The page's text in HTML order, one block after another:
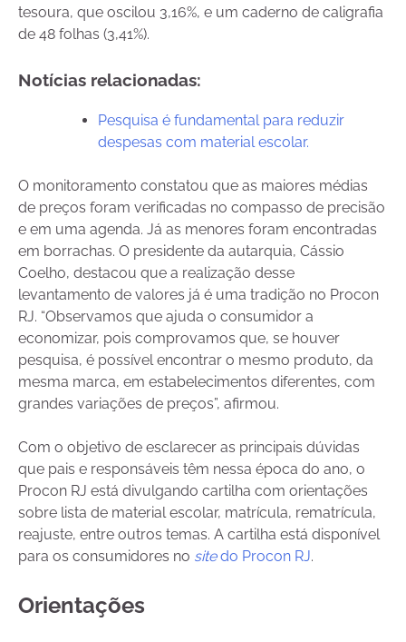
tesoura, que oscilou 3,16%, e um caderno de caligrafia
de 48 folhas (3,41%).
Notícias relacionadas:
Pesquisa é fundamental para reduzir
despesas com material escolar.
O monitoramento constatou que as maiores médias
de preços foram verificadas no compasso de precisão
e em uma agenda. Já as menores foram encontradas
em borrachas. O presidente da autarquia, Cássio
Coelho, destacou que a realização desse
levantamento de valores já é uma tradição no Procon
RJ. “Observamos que ajuda o consumidor a
economizar, pois comprovamos que, se houver
pesquisa, é possível encontrar o mesmo produto, da
mesma marca, em estabelecimentos diferentes, com
grandes variações de preços”, afirmou.
Com o objetivo de esclarecer as principais dúvidas
que pais e responsáveis têm nessa época do ano, o
Procon RJ está divulgando cartilha com orientações
sobre lista de material escolar, matrícula, rematrícula,
reajuste, entre outros temas. A cartilha está disponível
para os consumidores no sitedo Procon RJ.
Orientações